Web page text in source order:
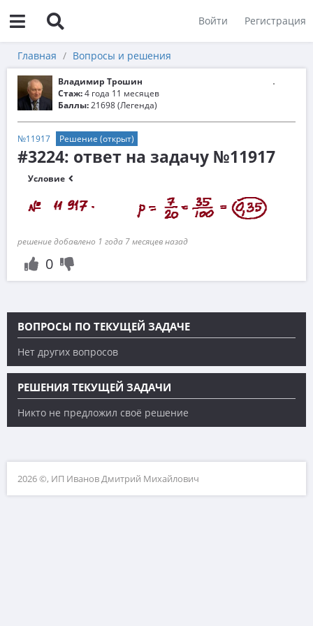
Войти Регистрация
Главная Вопросы и решения
Владимир Трошин
Стаж:4 года 11 месяцев
Баллы:21698 (Легенда)
№11917 Решение (открыт)
#3224: ответ на задачу №11917
Условие
решение добавлено 1 года 7 месяцев назад
0
ВОПРОСЫ ПО ТЕКУЩЕЙ ЗАДАЧЕ
Нет других вопросов
РЕШЕНИЯ ТЕКУЩЕЙ ЗАДАЧИ
Никто не предложил своё решение
2026 ©, ИП Иванов Дмитрий Михайлович